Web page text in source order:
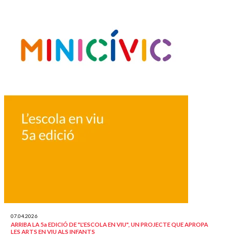
07.04.2026
ARRIBA LA 5a EDICIÓ DE "L'ESCOLA EN VIU", UN PROJECTE QUE APROPA
LES ARTS EN VIU ALS INFANTS